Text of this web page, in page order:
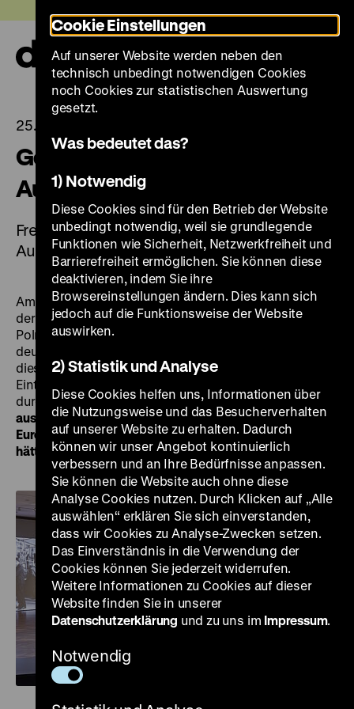
zum
Seiteninhalt
springen
25.07.2025
Gedenktag des Warschauer
Aufstands am 1. August
Freier Eintritt und kostenfreie Führungen am 1.
August 2025
Am Freitag, den 1. August 2025 jährt sich zum 81. Mal
der Beginn desWarschauer Aufstands
durch die
Polnische Heimatarmee (Armia Krajowa) gegen die
deutsche Besatzungsmacht im Jahr 1944. Anlässlich
dieses historischen Datums laden wir bei freiem
Eintritt zu einem kostenfreien
durch die aktuellen Wechselausstellungen„Gewalt
ausstellen: Erste Ausstellungen zur NS-Besatzung in
Europa, 1945-1948“und„Roads not Taken. Oder: Es
hätte auch anders kommen können“in den Pei-Bau ein.
Cookie Einstellungen
Auf unserer Website werden neben den
technisch unbedingt notwendigen Cookies
noch Cookies zur statistischen Auswertung
gesetzt.
Was bedeutet das?
1) Notwendig
Diese Cookies sind für den Betrieb der Website
unbedingt notwendig, weil sie grundlegende
Funktionen wie Sicherheit, Netzwerkfreiheit und
Barrierefreiheit ermöglichen. Sie können diese
deaktivieren, indem Sie ihre
Browsereinstellungen ändern. Dies kann sich
jedoch auf die Funktionsweise der Website
auswirken.
2) Statistik und Analyse
Diese Cookies helfen uns, Informationen über
die Nutzungsweise und das Besucherverhalten
auf unserer Website zu erhalten. Dadurch
können wir unser Angebot kontinuierlich
verbessern und an Ihre Bedürfnisse anpassen.
Sie können die Website auch ohne diese
Analyse Cookies nutzen. Durch Klicken auf „Alle
auswählen“ erklären Sie sich einverstanden,
dass wir Cookies zu Analyse-Zwecken setzen.
Das Einverständnis in die Verwendung der
Cookies können Sie jederzeit widerrufen.
Weitere Informationen zu Cookies auf dieser
Website finden Sie in unserer
Datenschutzerklärung und zu uns im Impressum.
Notwendig